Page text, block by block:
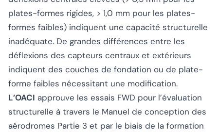
plates-formes rigides, > 1,0 mm pour les plates-
formes faibles) indiquent une capacité structurelle
inadéquate. De grandes différences entre les
déflexions des capteurs centraux et extérieurs
indiquent des couches de fondation ou de plate-
forme faibles nécessitant une modification.
L’OACI approuve les essais FWD pour l’évaluation
structurelle à travers le Manuel de conception des
aérodromes Partie 3 et par le biais de la formation